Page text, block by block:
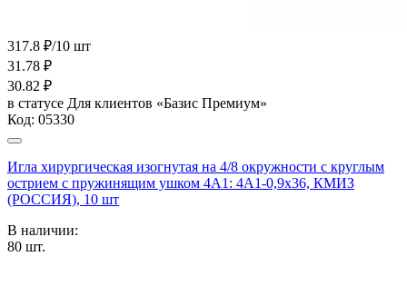
317.8 ₽/10 шт
31.78 ₽
30.82 ₽
в статусе Для клиентов «Базис Премиум»
Код: 05330
Игла хирургическая изогнутая на 4/8 окружности с круглым
острием с пружинящим ушком 4А1: 4А1-0,9х36, КМИЗ
(РОССИЯ), 10 шт
В наличии:
80 шт.